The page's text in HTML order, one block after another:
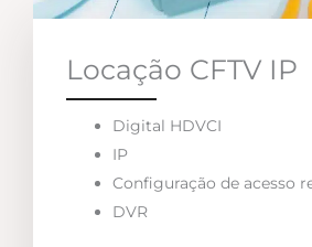
Locação CFTV IP
Digital HDVCI
IP
Configuração de acesso
DVR